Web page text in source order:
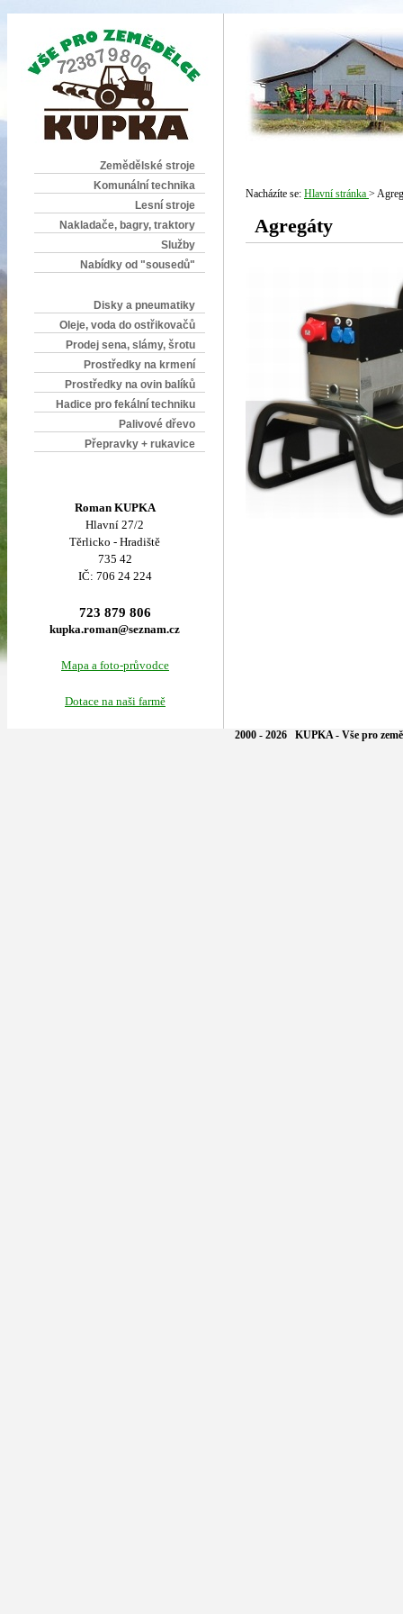
Nacházíte se: Hlavní stránka >
Agregáty
Zemědělské stroje
Komunální technika
Lesní stroje
Nakladače, bagry, traktory
Služby
Nabídky od "sousedů"
Disky a pneumatiky
Oleje, voda do ostřikovačů
Prodej sena, slámy, šrotu
Prostředky na krmení
Prostředky na ovin balíků
Hadice pro fekální techniku
Palivové dřevo
Přepravky + rukavice
Roman KUPKA
Hlavní 27/2
Těrlicko - Hradiště
735 42
IČ: 706 24 224
723 879 806
kupka.roman@seznam.cz
Mapa a foto-průvodce
Dotace na naši farmě
2000 - 2026 KUPKA - Vše pro